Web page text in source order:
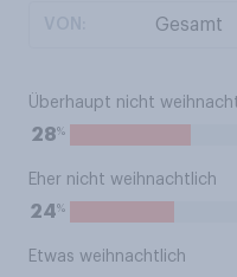
Überhaupt nicht
28%
Eher nicht weihnachtlich
24%
Etwas weihnachtlich